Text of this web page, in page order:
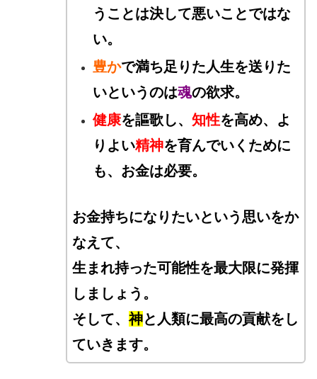
うことは決して悪いことではな
い。
豊かで満ち足りた人生を送りた
いというのは魂の欲求。
健康を謳歌し、 知性を高め、よ
りよい精神を育んでいくために
も、お金は必要。
お金持ちになりたいという思いをか
なえて、
生まれ持った可能性を最大限に発揮
しましょう。
そして、神と人類に最高の貢献をし
ていきます。